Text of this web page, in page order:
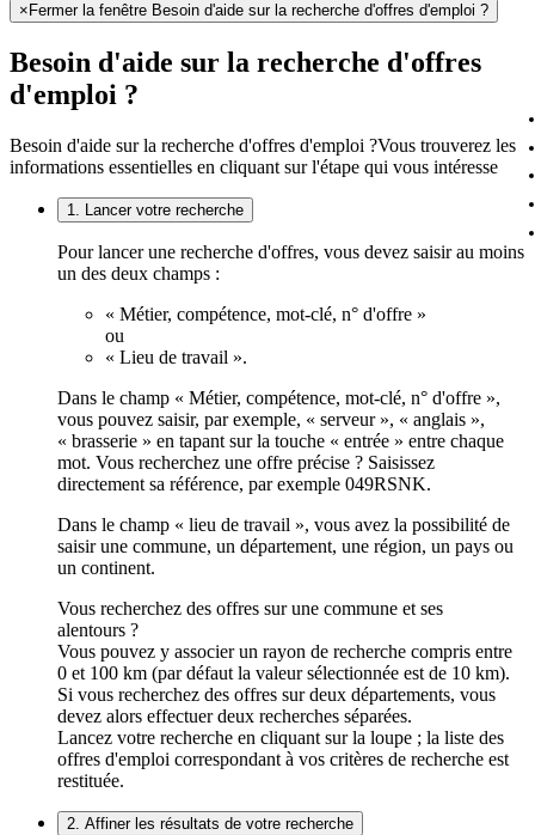
× Fermer la fenêtre Besoin d'aide sur la recherche d'offres d'emploi ?
Besoin d'aide sur la recherche d'offres
d'emploi ?
Besoin d'aide sur la recherche d'offres d'emploi ?Vous trouverez les
informations essentielles en cliquant sur l'étape qui vous intéresse
1. Lancer votre recherche
Pour lancer une recherche d'offres, vous devez saisir au moins
un des deux champs :
« Métier, compétence, mot-clé, n° d'offre »
ou
« Lieu de travail ».
Dans le champ « Métier, compétence, mot-clé, n° d'offre »,
vous pouvez saisir, par exemple, « serveur », « anglais »,
« brasserie » en tapant sur la touche « entrée » entre chaque
mot. Vous recherchez une offre précise ? Saisissez
directement sa référence, par exemple 049RSNK.
Dans le champ « lieu de travail », vous avez la possibilité de
saisir une commune, un département, une région, un pays ou
un continent.
Vous recherchez des offres sur une commune et ses
alentours ?
Vous pouvez y associer un rayon de recherche compris entre
0 et 100 km (par défaut la valeur sélectionnée est de 10 km).
Si vous recherchez des offres sur deux départements, vous
devez alors effectuer deux recherches séparées.
Lancez votre recherche en cliquant sur la loupe ; la liste des
offres d'emploi correspondant à vos critères de recherche est
restituée.
2. Affiner les résultats de votre recherche